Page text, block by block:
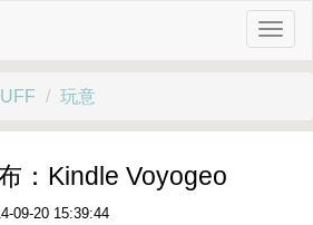
玩意
：Kindle Voyogeo
09-20 15:39:44